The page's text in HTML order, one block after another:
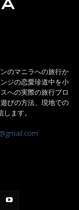
のマニラへの旅行か
ジの恋愛珍道中を小
への実際の旅行ブロ
びの方法、現地での
ます。